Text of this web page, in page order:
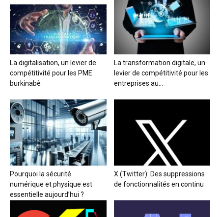
La digitalisation, un levier de
compétitivité pour les PME
burkinabè
La transformation digitale, un
levier de compétitivité pour les
entreprises au...
Pourquoi la sécurité
numérique et physique est
essentielle aujourd’hui ?
X (Twitter): Des suppressions
de fonctionnalités en continu